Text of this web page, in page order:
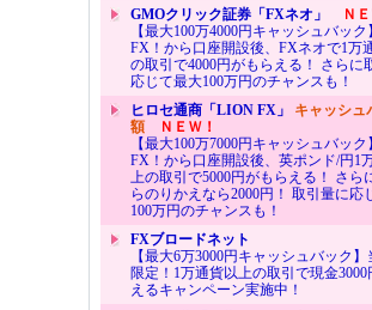
GMOクリック証券「FXネオ」
ＮＥ
【最大100万4000円キャッシュバック
FX！から口座開設後、FXネオで1万
の取引で4000円がもらえる！ さらに
応じて最大100万円のチャンスも！
ヒロセ通商「LION FX」 キャッシュ
額ＮＥＷ！
【最大100万7000円キャッシュバック
FX！から口座開設後、英ポンド/円1
上の取引で5000円がもらえる！ さら
らのりかえなら2000円！ 取引量に応
100万円のチャンスも！
FXブロードネット
【最大6万3000円キャッシュバック】
限定！1万通貨以上の取引で現金3000
えるキャンペーン実施中！